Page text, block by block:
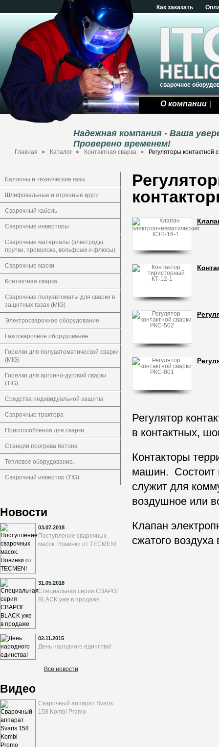
Как заказать
сварочное
О компании
Надежная компания - Ваша
Проверено временем!
Главная Каталог Контактная сварка Регуляторы контактной
Баллоны и технические газы
Шлифовальные и отрезные круги
Сварочный кабель
Сварочные инверторы
Сварочные материалы (электроды,
прутки, проволока, вольфрам и флюсы)
Сварочные маски
Контактная сварка
Сварочные полуавтоматы для сварки в
защитных газах (MIG)
Электросварочное оборудование
Газосварочное оборудование
Горелки для полуавтоматической сварки
(MIG)
Горелки для аргонно-дуговой сварки
(TIG)
Средства индивидуальной защиты
Сварочные трактора
Приспособления для сварки.
Станции прогрева бетона
Тепловое оборудование.
Сварочный инвертор (TIG)
Новости
03.07.2018
Поступление сварочных
масок. Новинки от TECMEN!
31.05.2018
Специальная серия СВАРОГ
BLACK уже в продаже
02.11.2015
День народного единства!
Все новости
Видео
Сварочный аппарат Svaris
158 Kombi Promo
Регулятор
в контактных,
Контакторы
машин. Состоит
служит для
воздушное или
Клапан
сжатого